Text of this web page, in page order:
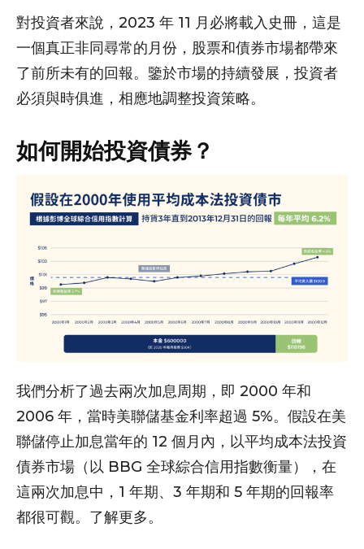
對投資者來說，2023 年 11 月必將載入史冊，這是
一個真正非同尋常的月份，股票和債券市場都帶來
了前所未有的回報。鑒於市場的持續發展，投資者
必須與時俱進，相應地調整投資策略。
如何開始投資債券？
我們分析了過去兩次加息周期，即 2000 年和
2006 年，當時美聯儲基金利率超過 5%。假設在美
聯儲停止加息當年的 12 個月內，以平均成本法投資
債券市場（以 BBG 全球綜合信用指數衡量），在
這兩次加息中，1 年期、3 年期和 5 年期的回報率
都很可觀。了解更多。